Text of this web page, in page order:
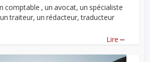
comptable , un avocat, un spécialiste
traiteur, un rédacteur, traducteur
Lire ...